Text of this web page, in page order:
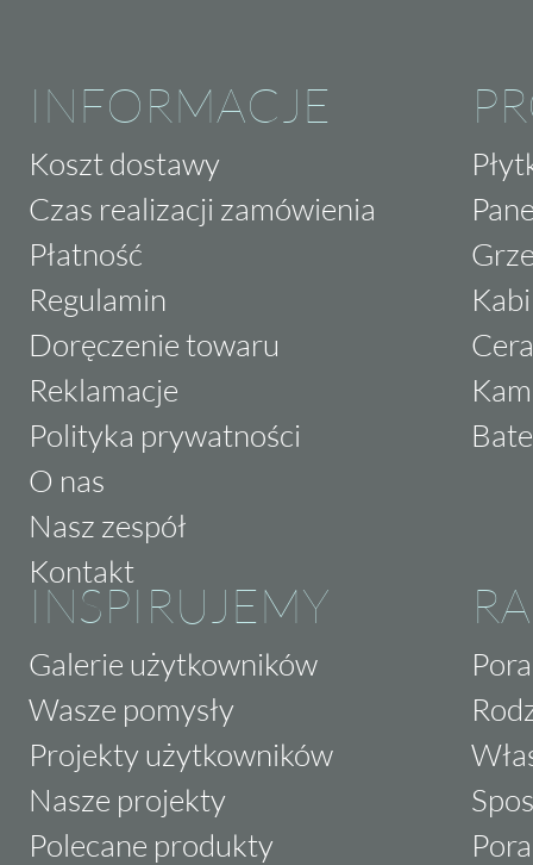
INFORMACJE
Koszt dostawy
Czas realizacji zamówienia
Płatność
Regulamin
Doręczenie towaru
Reklamacje
Polityka prywatności
O nas
Nasz zespół
Kontakt
INSPIRUJEMY
Galerie użytkowników
Wasze pomysły
Projekty użytkowników
Nasze projekty
Polecane produkty